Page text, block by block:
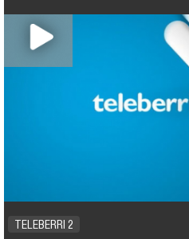
TELEBERRI 2